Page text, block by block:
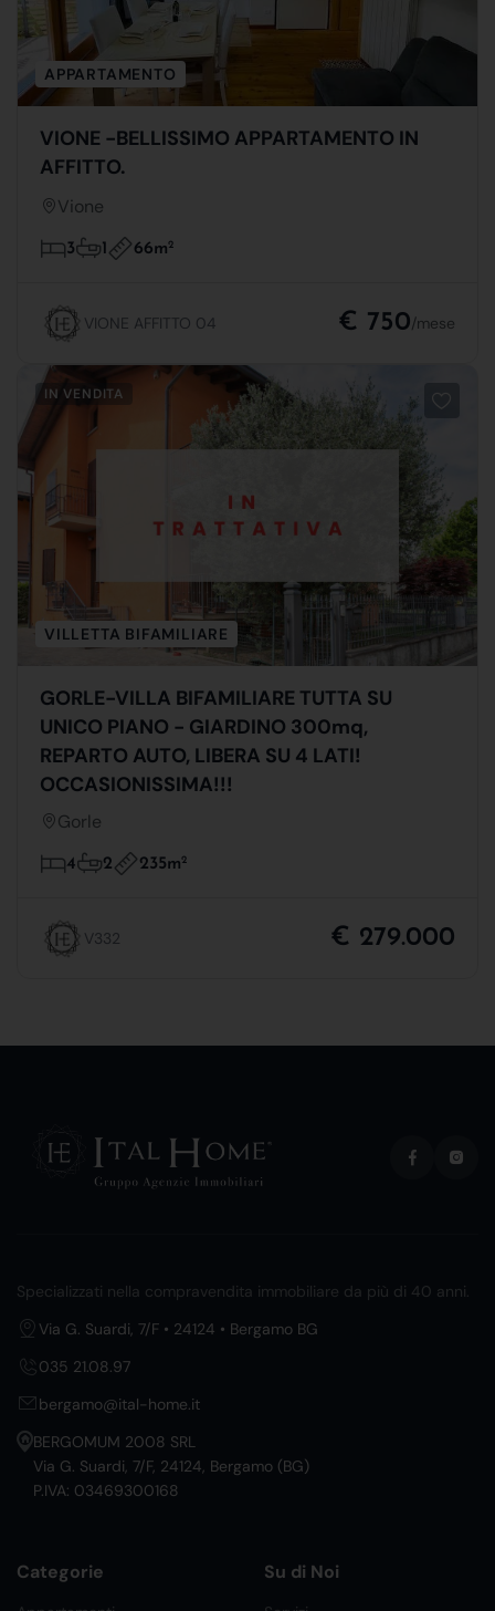
APPARTAMENTO
VIONE -BELLISSIMO APPARTAMENTO IN
AFFITTO.
Vione
3 1 66m2
VIONE AFFITTO 04 € 750/mese
IN VENDITA
VILLETTA BIFAMILIARE
GORLE-VILLA BIFAMILIARE TUTTA SU
UNICO PIANO - GIARDINO 300mq,
REPARTO AUTO, LIBERA SU 4 LATI!
OCCASIONISSIMA!!!
Gorle
4 2 235m2
V332 € 279.000
Specializzati nella compravendita immobiliare da più di 40 anni.
Via G. Suardi, 7/F • 24124 • Bergamo BG
035 21.08.97
bergamo@ital-home.it
BERGOMUM 2008 SRL
Via G. Suardi, 7/F, 24124, Bergamo (BG)
P.IVA: 03469300168
Categorie Su di Noi